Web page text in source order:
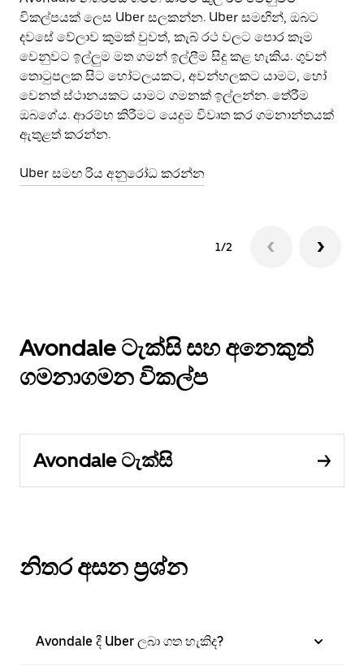
විකල්පයක් ලෙස Uber සලකන්න. Uber සමඟින්, ඔබට
දවසේ වේලාව කුමක් වුවත්, කැබ් රථ වලට පොර කෑම
වෙනුවට ඉල්ලුම මත ගමන් ඉල්ලීම සිදු කළ හැකිය. ගුවන්
තොටුපලක සිට හෝටලයකට, අවන්හලකට යාමට, හෝ
වෙනත් ස්ථානයකට යාමට ගමනක් ඉල්ලන්න. තේරීම
ඔබගේය. ආරම්භ කිරීමට යෙදුම විවෘත කර ගමනාන්තයක්
ඇතුළත් කරන්න.
Uber සමඟ රිය අනුරෝධ කරන්න
1/2
Avondale ටැක්සි සහ අනෙකුත්
ගමනාගමන විකල්ප
Avondale ටැක්සි
නිතර අසන ප්‍රශ්න
Avondale දී Uber ලබා ගත හැකිද?